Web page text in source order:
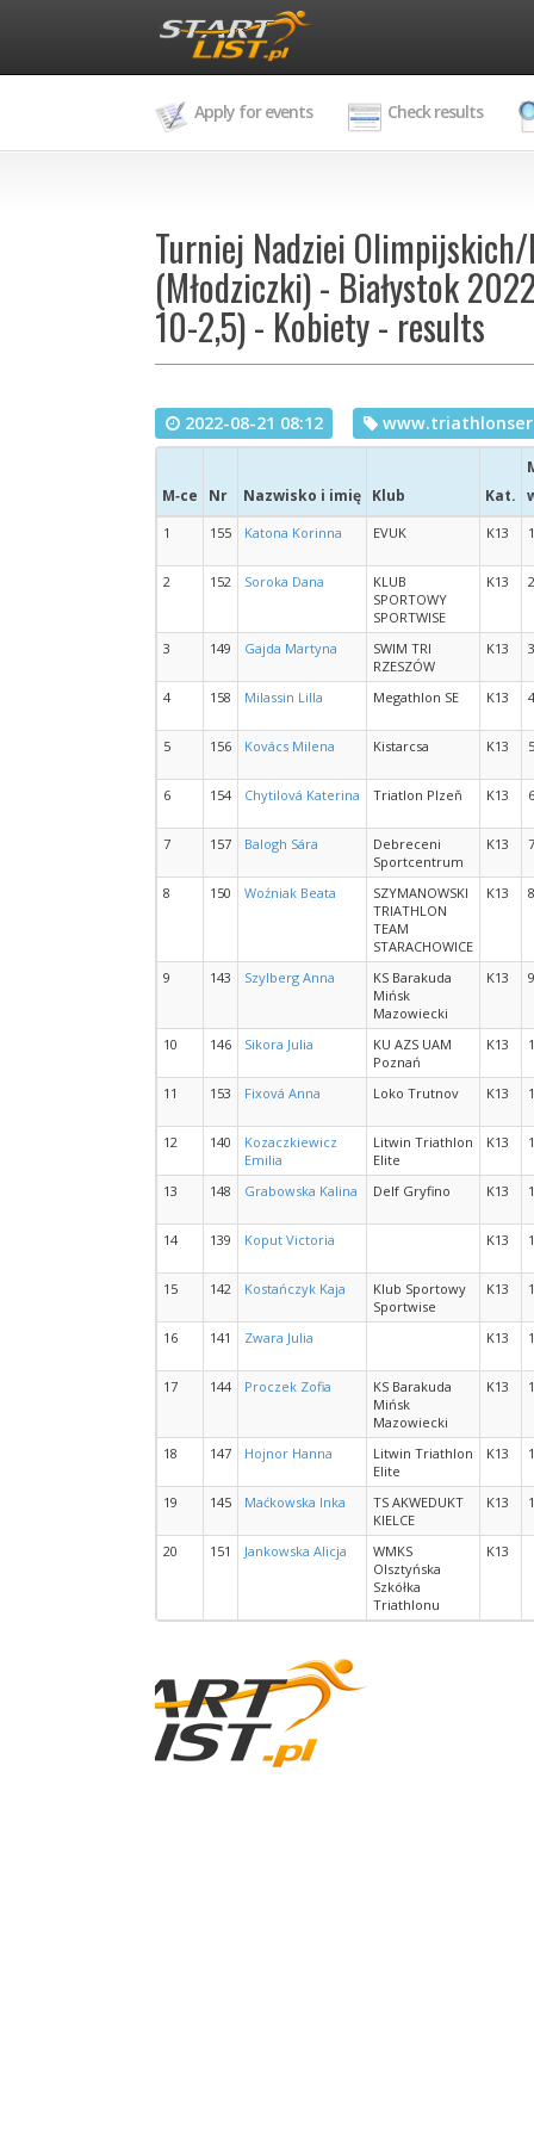
Apply for events Check results
Turniej Nadziei
(Młodziczki) - Białystok
10-2,5) - Kobiety - results
2022-08-21 08:12
M‑ce Nr Nazwisko i imię Klub Kat.
1 155 Katona Korinna EVUK K13 1
2 152 Soroka Dana
KLUB
SPORTOWY
SPORTWISE
K13 2
3 149 Gajda Martyna
SWIM TRI
RZESZÓW
K13 3
4 158 Milassin Lilla Megathlon SE K13 4
5 156 Kovács Milena Kistarcsa K13 5
6 154 Chytilová Katerina Triatlon Plzeň K13 6
7 157 Balogh Sára
Debreceni
Sportcentrum
K13 7
8 150 Woźniak Beata
SZYMANOWSKI
TRIATHLON
TEAM
STARACHOWICE
K13 8
9 143 Szylberg Anna
KS Barakuda
Mińsk
Mazowiecki
K13 9
10 146 Sikora Julia
KU AZS UAM
Poznań
K13
11 153 Fixová Anna Loko Trutnov K13
12 140
Kozaczkiewicz
Emilia
Litwin Triathlon
Elite
K13
13 148 Grabowska Kalina Delf Gryfino K13
14 139 Koput Victoria K13
15 142 Kostańczyk Kaja
Klub Sportowy
Sportwise
K13
16 141 Zwara Julia K13
17 144 Proczek Zofia
KS Barakuda
Mińsk
Mazowiecki
K13
18 147 Hojnor Hanna
Litwin Triathlon
Elite
K13
19 145 Maćkowska Inka
TS AKWEDUKT
KIELCE
K13
20 151 Jankowska Alicja
WMKS
Olsztyńska
Szkółka
Triathlonu
K13